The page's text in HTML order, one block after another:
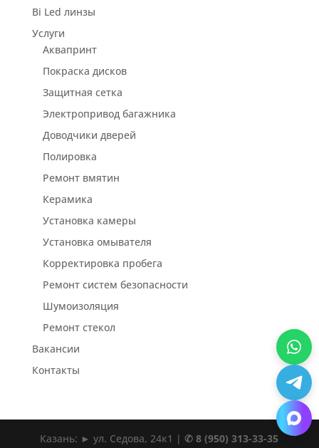
Bi Led линзы
Услуги
Аквапринт
Покраска дисков
Защитная сетка
Электропривод багажника
Доводчики дверей
Полировка
Ремонт вмятин
Керамика
Установка камеры
Установка омывателя
Корректировка пробега
Ремонт систем безопасности
Шумоизоляция
Ремонт стекол
Вакансии
Контакты
Казань: ► ул. Седова, 24к1 |✆ 8 (950) 313-33-35